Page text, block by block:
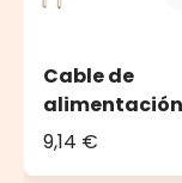
Cable de
alimentación
VINTAGE LED
9,14 €